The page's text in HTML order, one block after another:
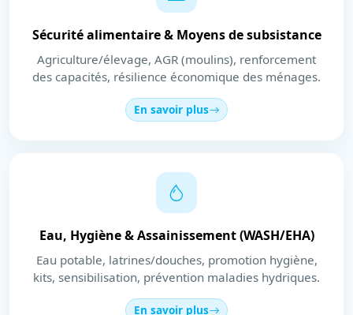
Sécurité alimentaire & Moyens de subsistance
Agriculture/élevage, AGR (moulins), renforcement
des capacités, résilience économique des ménages.
En savoir plus
Eau, Hygiène & Assainissement (WASH/EHA)
Eau potable, latrines/douches, promotion hygiène,
kits, sensibilisation, prévention maladies hydriques.
En savoir plus